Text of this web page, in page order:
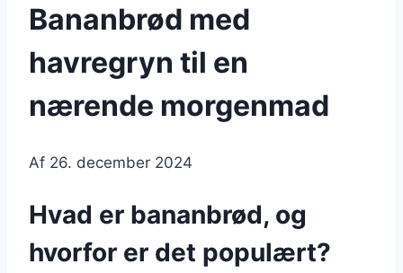
Bananbrød med
havregryn til en
nærende morgenmad
Af 26. december 2024
Hvad er bananbrød, og
hvorfor er det populært?